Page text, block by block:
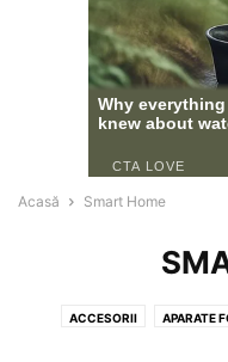
Acasă Smart Home
ACCESORII APARATE